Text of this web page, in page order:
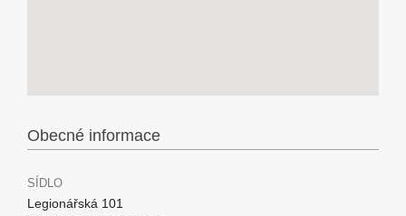
Obecné informace
SÍDLO
Legionářská 101